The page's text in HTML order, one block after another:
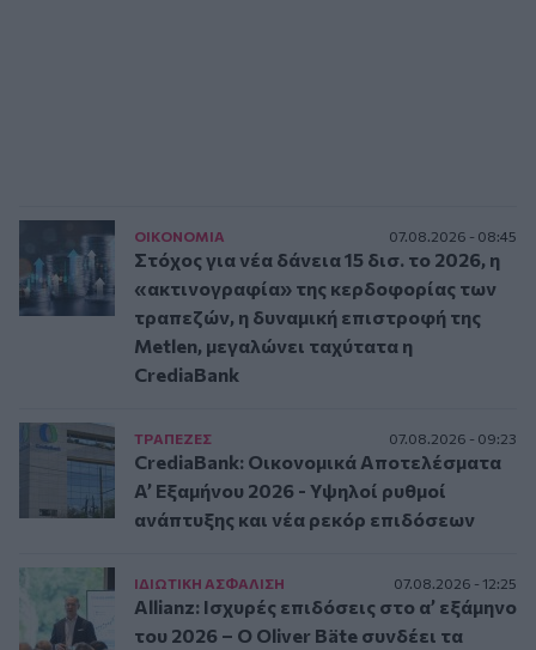
ΟΙΚΟΝΟΜΙΑ 07.08.2026 - 08:45
Στόχος για νέα δάνεια 15 δισ. το 2026, η
«ακτινογραφία» της κερδοφορίας των
τραπεζών, η δυναμική επιστροφή της
Metlen, μεγαλώνει ταχύτατα η
CrediaBank
ΤΡAΠΕΖΕΣ 07.08.2026 - 09:23
CrediaBank: Οικονομικά Αποτελέσματα
A’ Εξαμήνου 2026 - Υψηλοί ρυθμοί
ανάπτυξης και νέα ρεκόρ επιδόσεων
ΙΔΙΩΤΙΚΗ ΑΣΦAΛΙΣΗ 07.08.2026 - 12:25
Allianz: Ισχυρές επιδόσεις στο α’ εξάμηνο
του 2026 – Ο Oliver Bäte συνδέει τα